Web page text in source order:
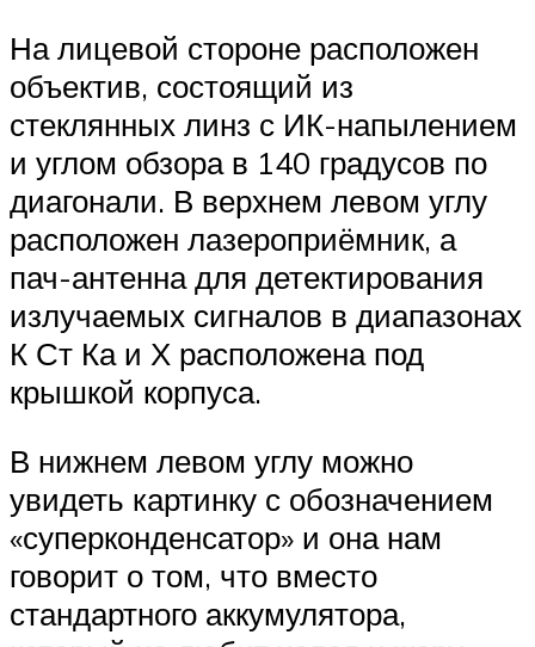
На лицевой стороне расположен
объектив, состоящий из
стеклянных линз с ИК-напылением
и углом обзора в 140 градусов по
диагонали. В верхнем левом углу
расположен лазероприёмник, а
пач-антенна для детектирования
излучаемых сигналов в диапазонах
К Ст Ка и Х расположена под
крышкой корпуса.
В нижнем левом углу можно
увидеть картинку с обозначением
«суперконденсатор» и она нам
говорит о том, что вместо
стандартного аккумулятора,